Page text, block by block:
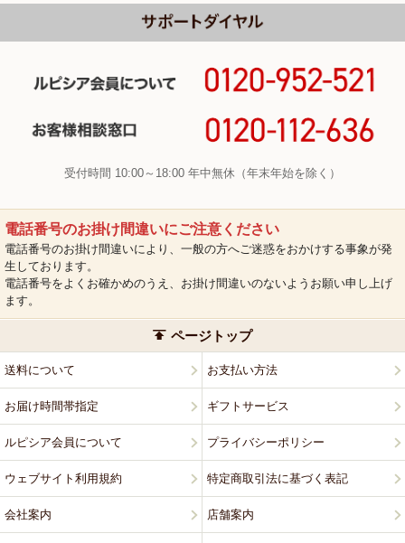
受付時間 10:00～18:00 年中無休（年末年始を除く）
電話番号のお掛け間違いにご注意ください
電話番号のお掛け間違いにより、一般の方へご迷惑をおかけする事象が発
生しております。
電話番号をよくお確かめのうえ、お掛け間違いのないようお願い申し上げ
ます。
ページトップ
送料について お支払い方法
お届け時間帯指定 ギフトサービス
ルピシア会員について プライバシーポリシー
ウェブサイト利用規約 特定商取引法に基づく表記
会社案内 店舗案内